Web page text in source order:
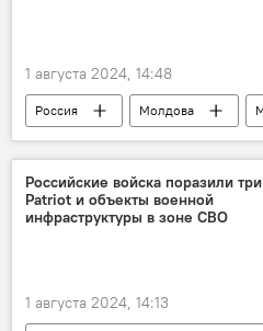
1 августа 2024, 14:48
Россия Молдова
Новости
Российские войска поразили
Patriot и объекты военной
инфраструктуры в зоне СВО
1 августа 2024, 14:13